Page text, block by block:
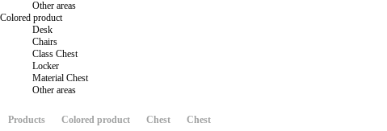
Other areas
Colored product
Desk
Chairs
Class Chest
Locker
Material Chest
Other areas
Products Colored product Chest Chest